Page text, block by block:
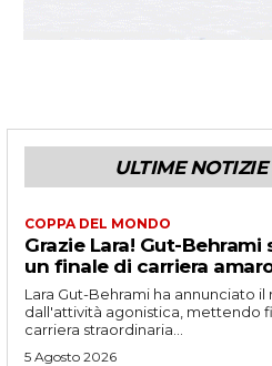
ULTIME NOTIZIE
COPPA DEL MONDO
Grazie Lara! Gut-Behrami
un finale di carriera
Lara Gut-Behrami ha annunciato il
dall'attività agonistica, mettendo
carriera straordinaria...
5 Agosto 2026